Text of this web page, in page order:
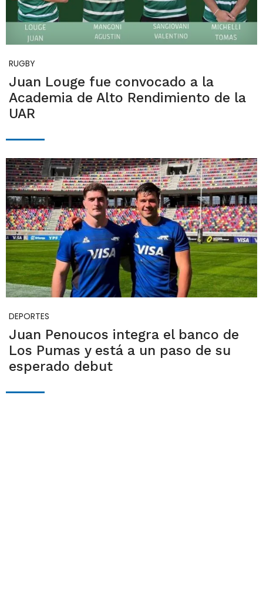
RUGBY
Juan Louge fue convocado a la
Academia de Alto Rendimiento de la
UAR
DEPORTES
Juan Penoucos integra el banco de
Los Pumas y está a un paso de su
esperado debut